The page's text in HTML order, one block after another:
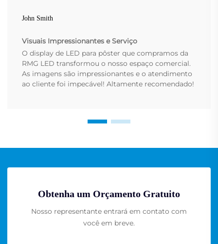
John Smith
Visuais Impressionantes e Serviço
O display de LED para pôster que compramos da
RMG LED transformou o nosso espaço comercial.
As imagens são impressionantes e o atendimento
ao cliente foi impecável! Altamente recomendado!
Obtenha um Orçamento Gratuito
Nosso representante entrará em contato com
você em breve.